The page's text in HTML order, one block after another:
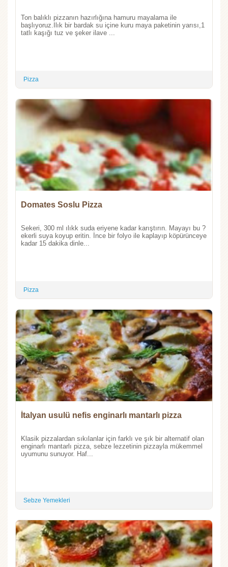
Ton balıklı pizzanın hazırlığına hamuru mayalama ile
başlıyoruz.Ilık bir bardak su içine kuru maya paketinin yarısı,1
tatlı kaşığı tuz ve şeker ilave ...
Pizza
Domates Soslu Pizza
Sekeri, 300 ml ılıkk suda eriyene kadar karıştırın. Mayayı bu ?
ekerli suya koyup eritin. İnce bir folyo ile kaplayıp köpürünceye
kadar 15 dakika dinle...
Pizza
İtalyan usulü nefis enginarlı mantarlı pizza
Klasik pizzalardan sıkılanlar için farklı ve şık bir alternatif olan
enginarlı mantarlı pizza, sebze lezzetinin pizzayla mükemmel
uyumunu sunuyor. Haf...
Sebze Yemekleri